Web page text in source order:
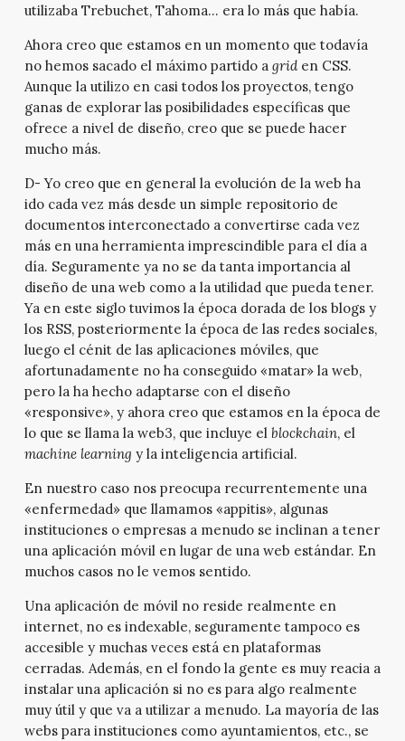
utilizaba Trebuchet, Tahoma… era lo más que había.
Ahora creo que estamos en un momento que todavía
no hemos sacado el máximo partido a griden CSS.
Aunque la utilizo en casi todos los proyectos, tengo
ganas de explorar las posibilidades específicas que
ofrece a nivel de diseño, creo que se puede hacer
mucho más.
D- Yo creo que en general la evolución de la web ha
ido cada vez más desde un simple repositorio de
documentos interconectado a convertirse cada vez
más en una herramienta imprescindible para el día a
día. Seguramente ya no se da tanta importancia al
diseño de una web como a la utilidad que pueda tener.
Ya en este siglo tuvimos la época dorada de los blogs y
los RSS, posteriormente la época de las redes sociales,
luego el cénit de las aplicaciones móviles, que
afortunadamente no ha conseguido «matar» la web,
pero la ha hecho adaptarse con el diseño
«responsive», y ahora creo que estamos en la época de
lo que se llama la web3, que incluye el blockchain, el
machine learning y la inteligencia artificial.
En nuestro caso nos preocupa recurrentemente una
«enfermedad» que llamamos «appitis», algunas
instituciones o empresas a menudo se inclinan a tener
una aplicación móvil en lugar de una web estándar. En
muchos casos no le vemos sentido.
Una aplicación de móvil no reside realmente en
internet, no es indexable, seguramente tampoco es
accesible y muchas veces está en plataformas
cerradas. Además, en el fondo la gente es muy reacia a
instalar una aplicación si no es para algo realmente
muy útil y que va a utilizar a menudo. La mayoría de las
webs para instituciones como ayuntamientos, etc., se